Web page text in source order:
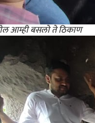
आम्ही बसलो ते ठिकाण